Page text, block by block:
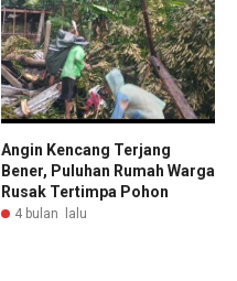
Angin Kencang Terjang
Bener, Puluhan Rumah Warga
Rusak Tertimpa Pohon
4 bulan lalu